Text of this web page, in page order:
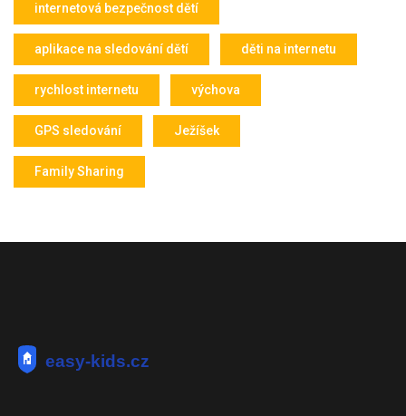
internetová bezpečnost dětí
aplikace na sledování dětí děti na internetu
rychlost internetu výchova
GPS sledování Ježíšek
Family Sharing